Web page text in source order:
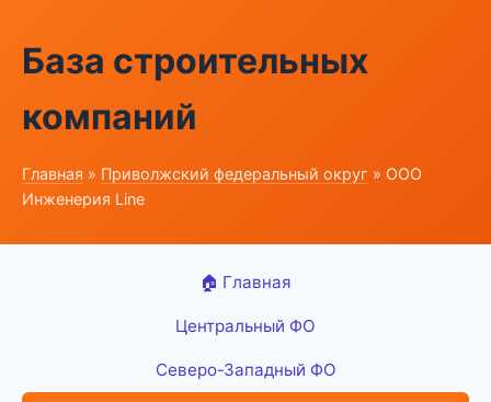
База строительных
компаний
Главная » Приволжский федеральный округ » ООО
Инженерия Line
🏠 Главная
Центральный ФО
Северо-Западный ФО